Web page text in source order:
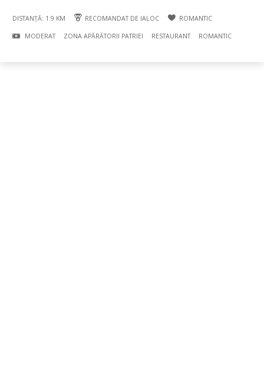
DISTANȚĂ: 1.9 KM RECOMANDAT DE IALOC ROMANTIC
MODERAT ZONA APĂRĂTORII PATRIEI RESTAURANT ROMANTIC